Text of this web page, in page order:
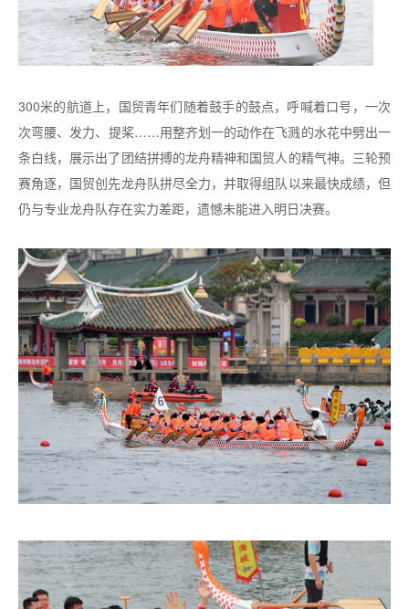
300米的航道上，国贸青年们随着鼓手的鼓点，呼喊着口号，一次
次弯腰、发力、提桨……用整齐划一的动作在飞溅的水花中劈出一
条白线，展示出了团结拼搏的龙舟精神和国贸人的精气神。三轮预
赛角逐，国贸创先龙舟队拼尽全力，并取得组队以来最快成绩，但
仍与专业龙舟队存在实力差距，遗憾未能进入明日决赛。